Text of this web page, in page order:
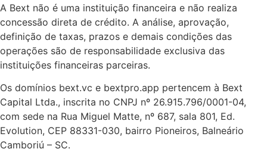
A Bext não é uma instituição financeira e não realiza
concessão direta de crédito. A análise, aprovação,
definição de taxas, prazos e demais condições das
operações são de responsabilidade exclusiva das
instituições financeiras parceiras.
Os domínios bext.vc e bextpro.app pertencem à Bext
Capital Ltda., inscrita no CNPJ nº 26.915.796/0001-04,
com sede na Rua Miguel Matte, nº 687, sala 801, Ed.
Evolution, CEP 88331-030, bairro Pioneiros, Balneário
Camboriú – SC.